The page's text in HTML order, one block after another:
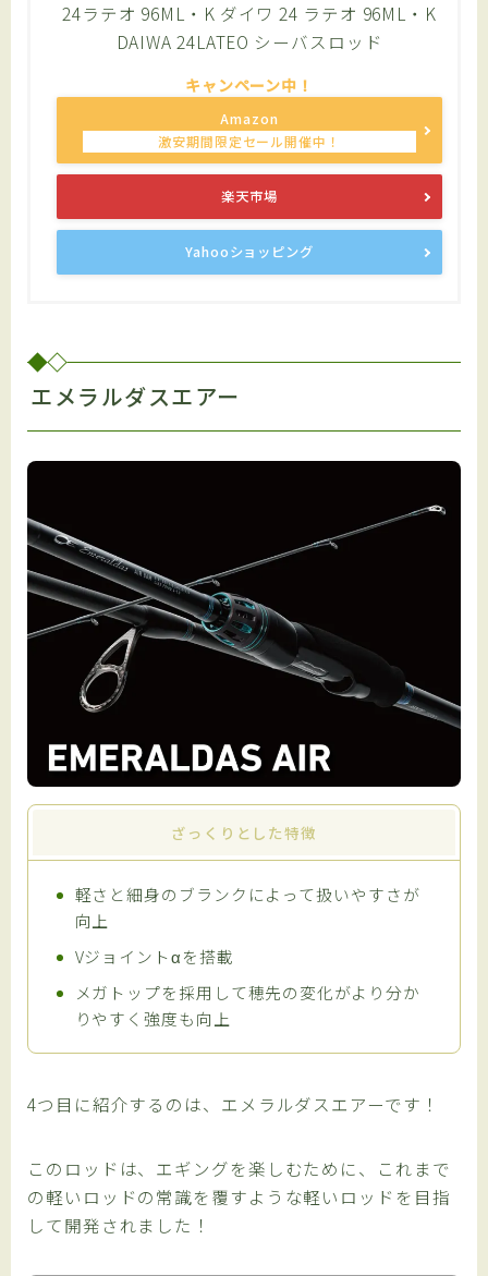
Follow Me
24ラテオ 96ML・K ダイワ 24 ラテオ 96ML・K
DAIWA 24LATEO シーバスロッド
Amazon
楽天市場
Yahooショッピング
エメラルダスエアー
ざっくりとした特徴
軽さと細身のブランクによって扱いやすさが
向上
Vジョイントαを搭載
メガトップを採用して穂先の変化がより分か
りやすく強度も向上
4つ目に紹介するのは、エメラルダスエアーです！
このロッドは、エギングを楽しむために、これまで
の軽いロッドの常識を覆すような軽いロッドを目指
して開発されました！